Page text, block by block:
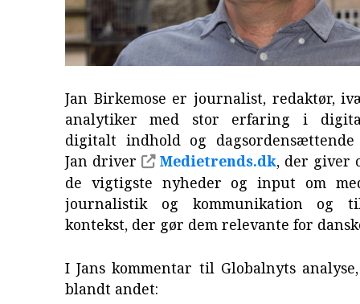
Jan Birkemose er journalist, redaktør,
analytiker med stor erfaring i
digitalt indhold og
Jan driver
Medietrends.dk, der giver
de vigtigste nyheder og input om
journalistik og kommunikation og
kontekst, der gør dem relevante for
I Jans kommentar til Globalnyts
blandt andet: